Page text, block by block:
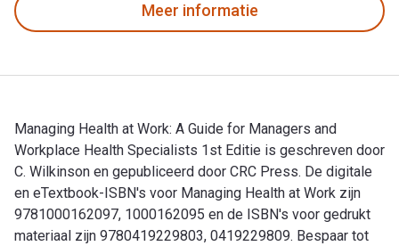
Meer informatie
Managing Health at Work: A Guide for Managers and
Workplace Health Specialists 1st Editie is geschreven door
C. Wilkinson en gepubliceerd door CRC Press. De digitale
en eTextbook-ISBN's voor Managing Health at Work zijn
9781000162097, 1000162095 en de ISBN's voor gedrukt
materiaal zijn 9780419229803, 0419229809. Bespaar tot